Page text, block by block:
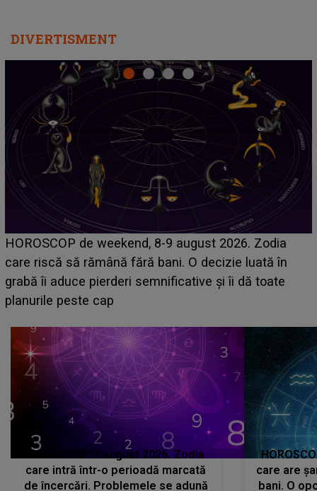
DIVERTISMENT
Emanuel a ținut ACEST DETALIU ASCUNS până
acum! În fața Alexandrei, concurentul din Casa Iubirii
face o MĂRTURISIRE NEAȘTEPTATĂ despre mama
sa: "I-am spus și ei în față, eu nu te iubesc pentru
HOROSCOP 7 august 2026. Zodia
care intră într-o perioadă marcată
de încercări. Problemele se adună
care are
bani. O